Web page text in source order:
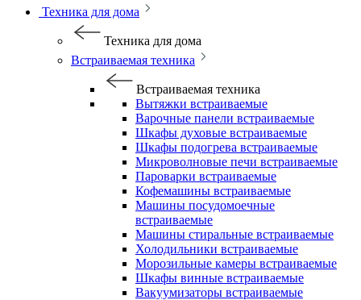
Техника для дома
Техника для дома
Встраиваемая техника
Встраиваемая техника
Вытяжки встраиваемые
Варочные панели встраиваемые
Шкафы духовые встраиваемые
Шкафы подогрева встраиваемые
Микроволновые печи встраиваемые
Пароварки встраиваемые
Кофемашины встраиваемые
Машины посудомоечные
встраиваемые
Машины стиральные встраиваемые
Холодильники встраиваемые
Морозильные камеры встраиваемые
Шкафы винные встраиваемые
Вакуумизаторы встраиваемые